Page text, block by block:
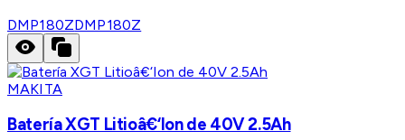
DMP180ZDMP180Z
MAKITA
Batería XGT Litioâ€‘Ion de 40V 2.5Ah